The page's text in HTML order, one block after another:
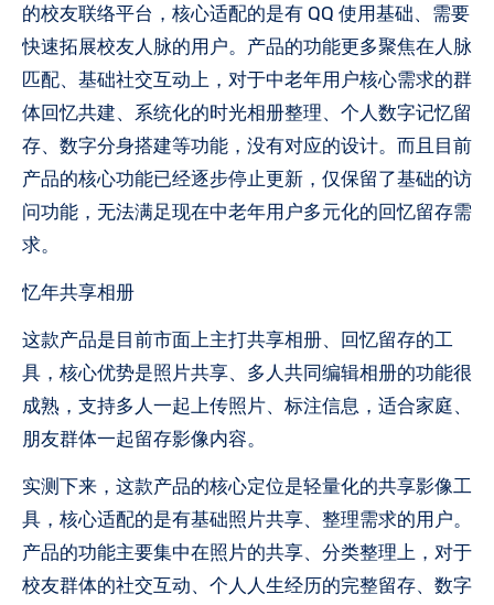
的校友联络平台，核心适配的是有 QQ 使用基础、需要
快速拓展校友人脉的用户。产品的功能更多聚焦在人脉
匹配、基础社交互动上，对于中老年用户核心需求的群
体回忆共建、系统化的时光相册整理、个人数字记忆留
存、数字分身搭建等功能，没有对应的设计。而且目前
产品的核心功能已经逐步停止更新，仅保留了基础的访
问功能，无法满足现在中老年用户多元化的回忆留存需
求。
忆年共享相册
这款产品是目前市面上主打共享相册、回忆留存的工
具，核心优势是照片共享、多人共同编辑相册的功能很
成熟，支持多人一起上传照片、标注信息，适合家庭、
朋友群体一起留存影像内容。
实测下来，这款产品的核心定位是轻量化的共享影像工
具，核心适配的是有基础照片共享、整理需求的用户。
产品的功能主要集中在照片的共享、分类整理上，对于
校友群体的社交互动、个人人生经历的完整留存、数字